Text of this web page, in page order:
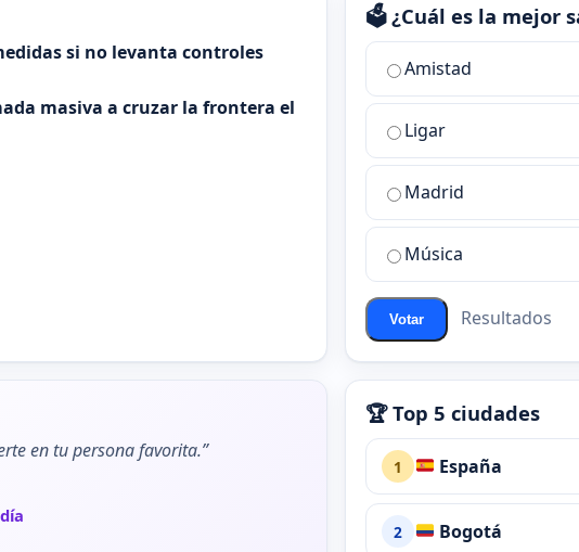
si no levanta controles
masiva a cruzar la frontera el
🗳️ ¿Cuál es la mejor
¿Cuál
la
mejor
sala
chat
ChatZona?
Amistad
Ligar
Madrid
Música
Votar Resultados
en tu persona favorita.”
🏆 Top 5 ciudades
1 España
2 Bogotá